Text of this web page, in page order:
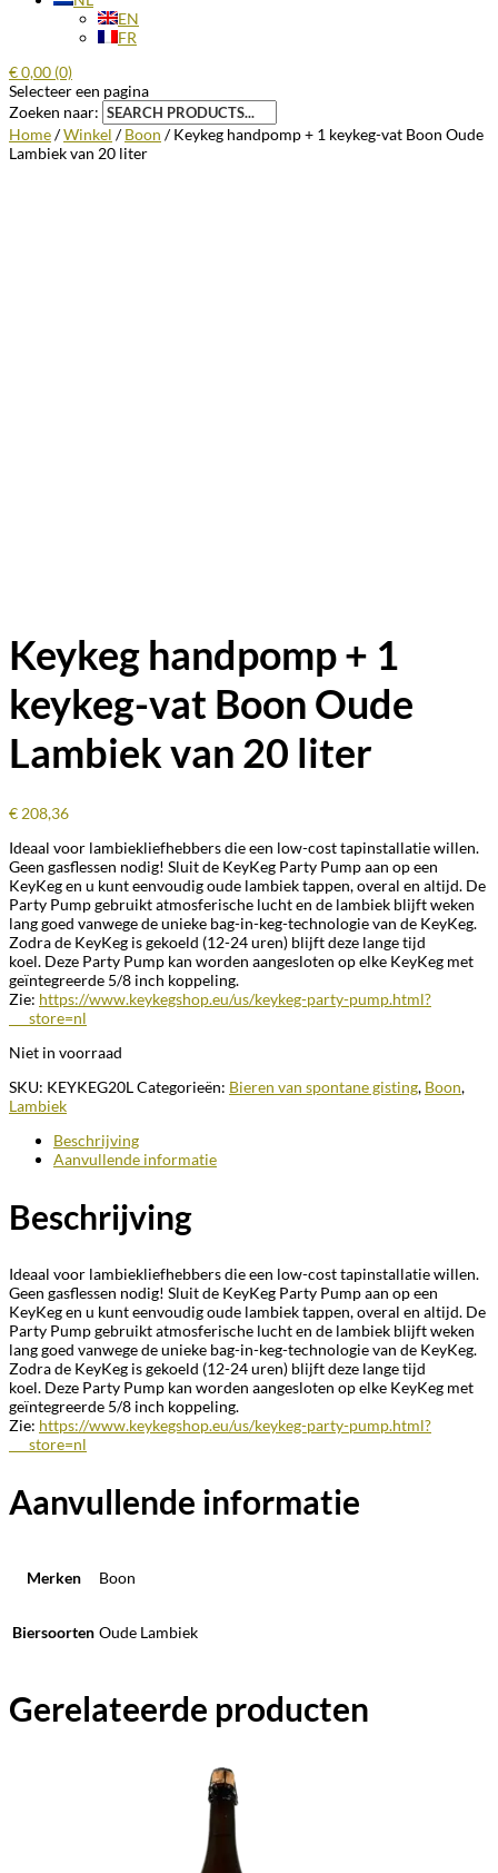
EN
FR
€0,00 (0)
Selecteer een pagina
Zoeken naar:
Home/Winkel /Boon / Keykeg handpomp + 1 keykeg-vat Boon Oude
Lambiek van 20 liter
Keykeg handpomp + 1
keykeg-vat Boon Oude
Lambiek van 20 liter
€ 208,36
Ideaal voor lambiekliefhebbers die een low-cost tapinstallatie willen.
Geen gasflessen nodig! Sluit de KeyKeg Party Pump aan op een
KeyKeg en u kunt eenvoudig oude lambiek tappen, overal en altijd. De
Party Pump gebruikt atmosferische lucht en de lambiek blijft weken
lang goed vanwege de unieke bag-in-keg-technologie van de KeyKeg.
Zodra de KeyKeg is gekoeld (12-24 uren) blijft deze lange tijd
koel. Deze Party Pump kan worden aangesloten op elke KeyKeg met
geïntegreerde 5/8 inch koppeling.
Zie: https://www.keykegshop.eu/us/keykeg-party-pump.html?
___store=nl
Niet in voorraad
SKU: KEYKEG20LCategorieën: Bieren van spontane gisting, Boon,
Lambiek
Beschrijving
Aanvullende informatie
Beschrijving
Ideaal voor lambiekliefhebbers die een low-cost tapinstallatie willen.
Geen gasflessen nodig! Sluit de KeyKeg Party Pump aan op een
KeyKeg en u kunt eenvoudig oude lambiek tappen, overal en altijd. De
Party Pump gebruikt atmosferische lucht en de lambiek blijft weken
lang goed vanwege de unieke bag-in-keg-technologie van de KeyKeg.
Zodra de KeyKeg is gekoeld (12-24 uren) blijft deze lange tijd
koel. Deze Party Pump kan worden aangesloten op elke KeyKeg met
geïntegreerde 5/8 inch koppeling.
Zie: https://www.keykegshop.eu/us/keykeg-party-pump.html?
___store=nl
Aanvullende informatie
Merken Boon
Biersoorten Oude Lambiek
Gerelateerde producten